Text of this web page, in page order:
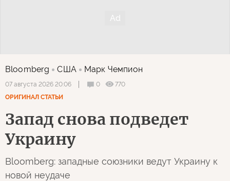
Bloomberg США Марк Чемпион
07 августа 2026 20:06 0
770
ОРИГИНАЛ СТАТЬИ
Запад снова подведет
Украину
Bloomberg: западные союзники ведут Украину к
новой неудаче